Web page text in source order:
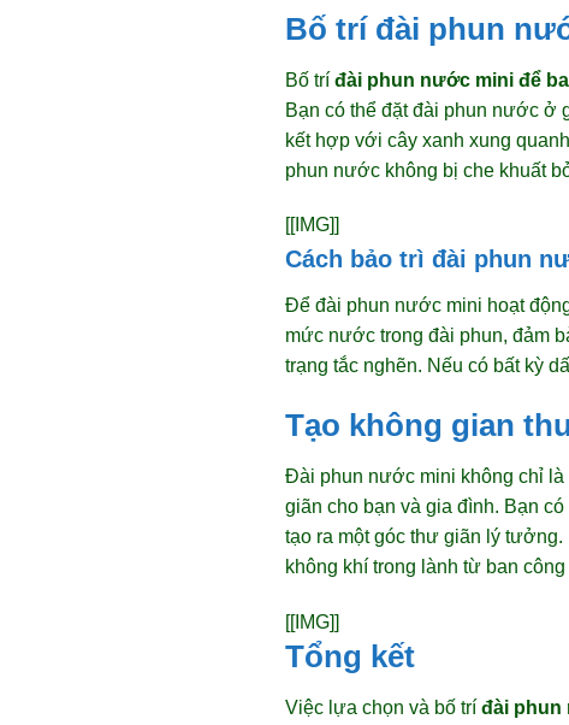
Bố trí đài phun
Bố trí đài phun nước mini để
Bạn có thể đặt đài phun nước ở
kết hợp với cây xanh xung
phun nước không bị che khuất
[[IMG]]
Cách bảo trì đài phun
Để đài phun nước mini hoạt
mức nước trong đài phun, đảm
trạng tắc nghẽn. Nếu có bất kỳ
Tạo không gian
Đài phun nước mini không chỉ là
giãn cho bạn và gia đình. Bạn
tạo ra một góc thư giãn lý
không khí trong lành từ ban
[[IMG]]
Tổng kết
Việc lựa chọn và bố trí đài phun